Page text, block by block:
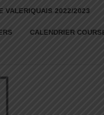
VALERIQUAIS 2022/2023
CALENDRIER